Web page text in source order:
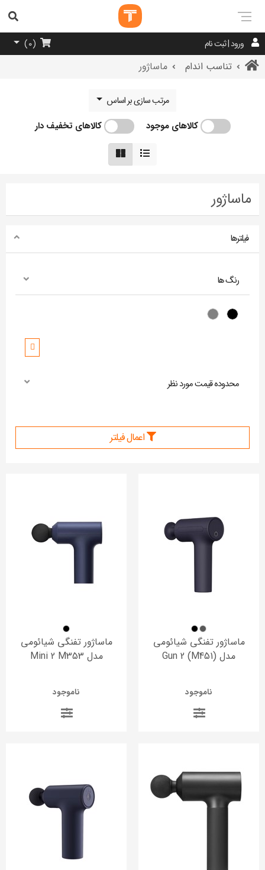
ورود | ثبت نام (
0
)
تناسب اندام ماساژور
مرتب سازی بر اساس
کالاهای موجود
کالاهای تخفیف دار
ماساژور
فیلترها
رنگ ها
Black
Gray
محدوده قیمت مورد نظر
اعمال فیلتر
ماساژور تفنگی شیائومی
مدل Gun 2 (M451)
ناموجود
ماساژور تفنگی شیائومی
مدل Mini 2 M353
ناموجود